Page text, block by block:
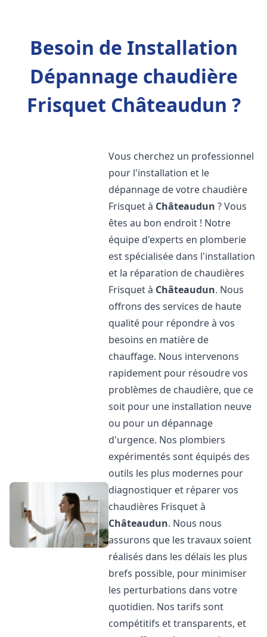
Besoin de Installation
Dépannage chaudière
Frisquet Châteaudun ?
Vous cherchez un professionnel
pour l'installation et le
dépannage de votre chaudière
Frisquet à Châteaudun ? Vous
êtes au bon endroit ! Notre
équipe d'experts en plomberie
est spécialisée dans l'installation
et la réparation de chaudières
Frisquet à Châteaudun. Nous
offrons des services de haute
qualité pour répondre à vos
besoins en matière de
chauffage. Nous intervenons
rapidement pour résoudre vos
problèmes de chaudière, que ce
soit pour une installation neuve
ou pour un dépannage
d'urgence. Nos plombiers
expérimentés sont équipés des
outils les plus modernes pour
diagnostiquer et réparer vos
chaudières Frisquet à
Châteaudun. Nous nous
assurons que les travaux soient
réalisés dans les délais les plus
brefs possible, pour minimiser
les perturbations dans votre
quotidien. Nos tarifs sont
compétitifs et transparents, et